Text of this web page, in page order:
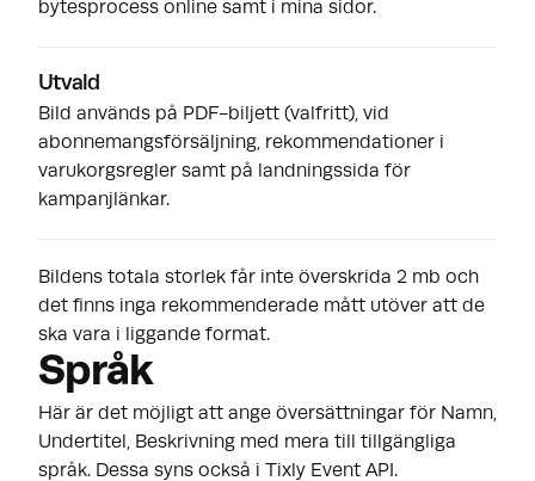
bytesprocess online samt i mina sidor.
Utvald
Bild används på PDF-biljett (valfritt), vid
abonnemangsförsäljning, rekommendationer i
varukorgsregler samt på landningssida för
kampanjlänkar.
Bildens totala storlek får inte överskrida 2 mb och
det finns inga rekommenderade mått utöver att de
ska vara i liggande format.
Språk
Här är det möjligt att ange översättningar för Namn,
Undertitel, Beskrivning med mera till tillgängliga
språk. Dessa syns också i Tixly Event API.